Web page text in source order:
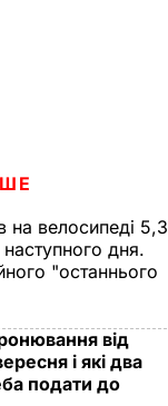
на велосипеді 5,3
дня.
"останнього
від
і які два
подати до